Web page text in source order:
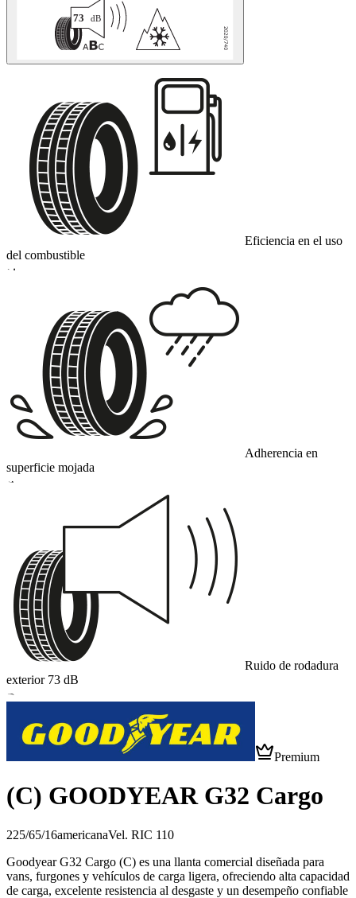
Eficiencia en el uso
del combustible
D
Adherencia en
superficie mojada
A
Ruido de rodadura
exterior 73 dB
B
Premium
(C) GOODYEAR G32 Cargo
225/65/16americanaVel. RIC 110
Goodyear G32 Cargo (C) es una llanta comercial diseñada para
vans, furgones y vehículos de carga ligera, ofreciendo alta capacidad
de carga, excelente resistencia al desgaste y un desempeño confiable